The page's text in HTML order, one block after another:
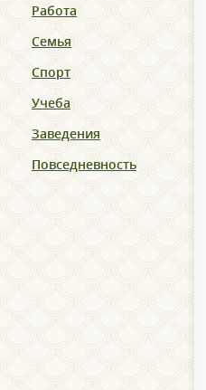
Работа
Семья
Спорт
Учеба
Заведения
Повседневность